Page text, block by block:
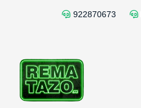
922870673